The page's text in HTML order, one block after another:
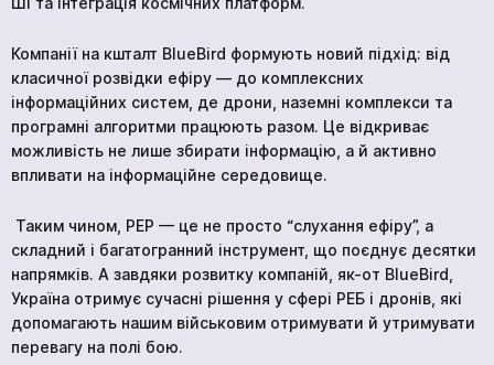
Компанії на кшталт BlueBird формують новий підхід: від
класичної розвідки ефіру — до комплексних
інформаційних систем, де дрони, наземні комплекси та
програмні алгоритми працюють разом. Це відкриває
можливість не лише збирати інформацію, а й активно
впливати на інформаційне середовище.
Таким чином, РЕР — це не просто “слухання ефіру”, а
складний і багатогранний інструмент, що поєднує десятки
напрямків. А завдяки розвитку компаній, як-от BlueBird,
Україна отримує сучасні рішення у сфері РЕБ і дронів, які
допомагають нашим військовим отримувати й утримувати
перевагу на полі бою.
Відправити
Ваше замовлення прийнято
Очікуйте на дзвінок. З вами зв’яжуться наші
Продовжити покупки
Ваша заявка прийнята
Очікуйте на дзвінок. З вами зв’яжуться наші
На головну
Ваша заявка прийнята
Очікуйте на дзвінок. З вами зв’яжуться наші
спеціалісти!